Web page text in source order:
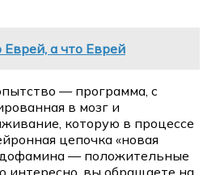
Еврей, а что Еврей
— программа, с
в мозг и
которую в процессе
цепочка «новая
— положительные